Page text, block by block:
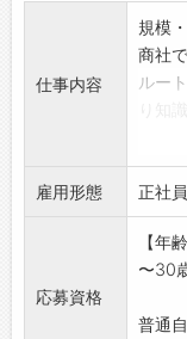
仕事内容
規模
商社
ルー
心し
1,工
大学
県工
機械
2,顧
まで
雇用形態 正社員
応募資格
【年
〜30
普通